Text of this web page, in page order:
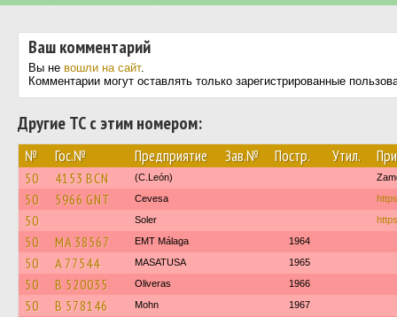
Ваш комментарий
Вы не вошли на сайт.
Комментарии могут оставлять только зарегистрированные
Другие ТС с этим номером:
№ Гос.№ Предприятие Зав.№ Постр. Утил.
50 4153 BCN (C.León)
50 5966 GNT Cevesa
50 Soler
50 MA 38567 EMT Málaga 1964
50 A 77544 MASATUSA 1965
50 B 520035 Oliveras 1966
50 B 578146 Mohn 1967